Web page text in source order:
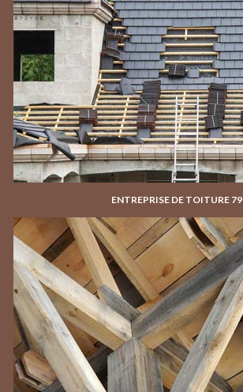
ENTREPRISE DE TOITURE 79